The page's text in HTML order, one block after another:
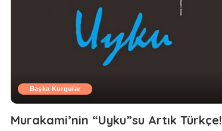
Başka Kurgular
Murakami’nin “Uyku”su Artık Türkçe!